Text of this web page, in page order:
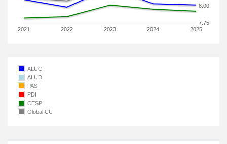
2021 2022 2023 2024 2025
7.75
8.00
ALUC
ALUD
PAS
PDI
CESP
Global CU